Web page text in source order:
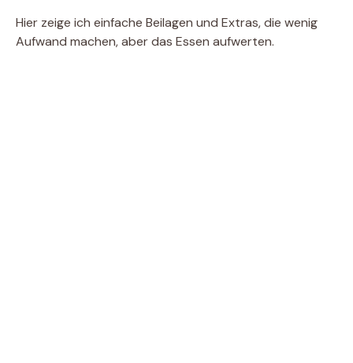
Hier zeige ich einfache Beilagen und Extras, die wenig
Aufwand machen, aber das Essen aufwerten.